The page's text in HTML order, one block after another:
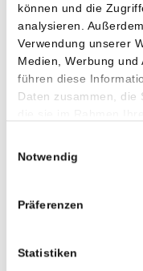
können und die
analysieren.
Verwendung unserer
Medien, Werbung
führen diese
Daten zusammen, die
Notwendig
Präferenzen
Statistiken
Der Service ist für Sie
dadurch die bei einer
Portokosten.